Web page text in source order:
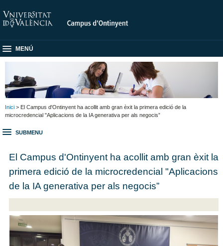
MENÚ
Inici > El Campus d'Ontinyent ha acollit amb gran èxit la primera edició de la
microcredencial "Aplicacions de la IA generativa per als negocis”
SUBMENU
El Campus d'Ontinyent ha acollit amb gran èxit la
primera edició de la microcredencial "Aplicacions
de la IA generativa per als negocis”